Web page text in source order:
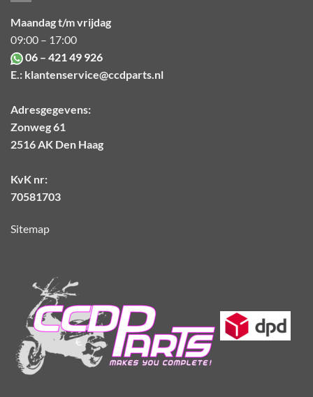
Maandag t/m vrijdag
09:00 – 17:00
06 – 421 49 926
E.: klantenservice@ccdparts.nl
Adresgegevens:
Zonweg 61
2516 AK Den Haag
KvK nr:
70581703
Sitemap